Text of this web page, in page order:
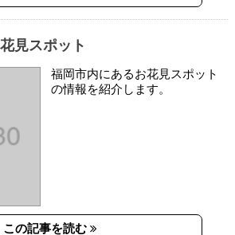
見スポット
福岡市内にあるお花見スポット
の情報を紹介します。
この記事を読む